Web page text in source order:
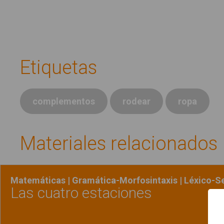
Etiquetas
complementos rodear ropa
Materiales relacionados
Matemáticas | Gramática-Morfosintaxis | Léxico-
Las cuatro estaciones